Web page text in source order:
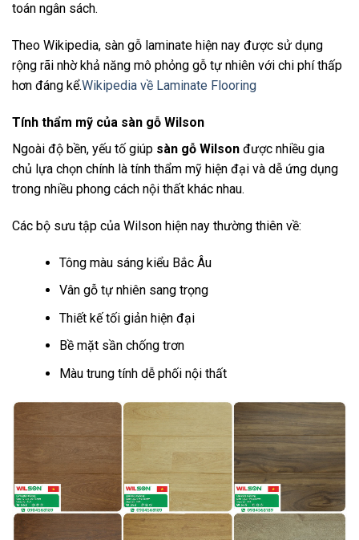
toán ngân sách.
Theo Wikipedia, sàn gỗ laminate hiện nay được sử dụng
rộng rãi nhờ khả năng mô phỏng gỗ tự nhiên với chi phí thấp
hơn đáng kể.Wikipedia về Laminate Flooring
Tính thẩm mỹ của sàn gỗ Wilson
Ngoài độ bền, yếu tố giúp sàn gỗ Wilson được nhiều gia
chủ lựa chọn chính là tính thẩm mỹ hiện đại và dễ ứng dụng
trong nhiều phong cách nội thất khác nhau.
Các bộ sưu tập của Wilson hiện nay thường thiên về:
Tông màu sáng kiểu Bắc Âu
Vân gỗ tự nhiên sang trọng
Thiết kế tối giản hiện đại
Bề mặt sần chống trơn
Màu trung tính dễ phối nội thất